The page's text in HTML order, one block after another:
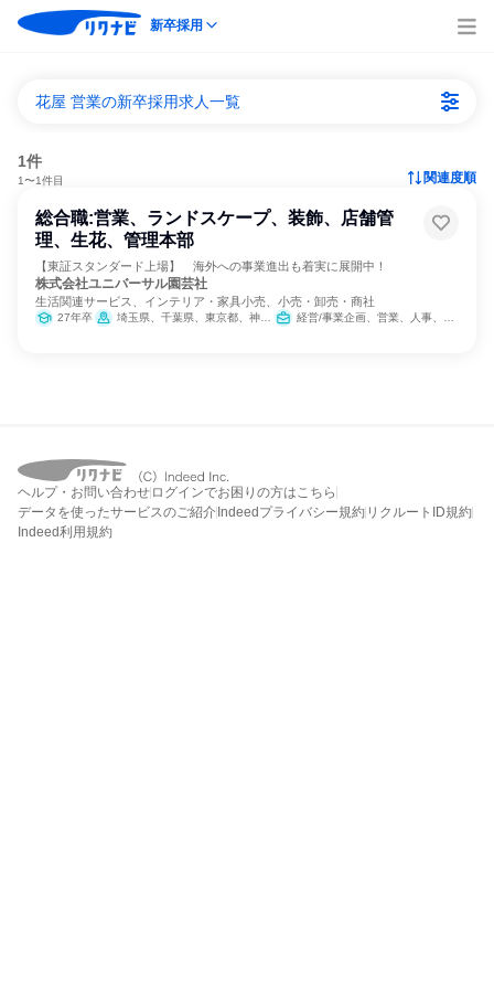
新卒採用
花屋 営業の新卒採用求人一覧
1件
1〜1件目 関連度順
総合職:営業、ランドスケープ、装飾、店舗管
理、生花、管理本部
【東証スタンダード上場】 海外への事業進出も着実に展開中！
株式会社ユニバーサル園芸社
生活関連サービス、インテリア・家具小売、小売・卸売・商社
27年卒 埼玉県、千葉県、東京都、神奈川県、愛知県、滋賀県、大阪府、兵庫県 経営/事業企画、営業、人事、クリエイティブ/デザイン職、建築/土木/プラント専門職
ヘルプ・お問い合わせ ログインでお困りの方はこちら
データを使ったサービスのご紹介 Indeedプライバシー規約 リクルートID規約
Indeed利用規約